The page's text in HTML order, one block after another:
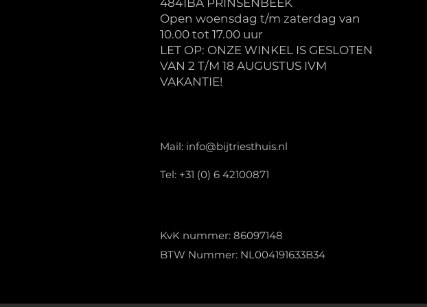
Open woensdag t/m zaterdag van
10.00 tot 17.00 uur
LET OP: ONZE WINKEL IS GESLOTEN
VAN 2 T/M 18 AUGUSTUS IVM
VAKANTIE!
Mail: info@bijtriesthuis.nl
Tel: +31 (0) 6 42100871
KvK nummer: 86097148
BTW Nummer: NL004191633B34